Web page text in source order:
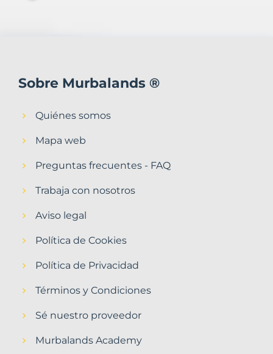
Sobre Murbalands ®
Quiénes somos
Mapa web
Preguntas frecuentes - FAQ
Trabaja con nosotros
Aviso legal
Política de Cookies
Política de Privacidad
Términos y Condiciones
Sé nuestro proveedor
Murbalands Academy